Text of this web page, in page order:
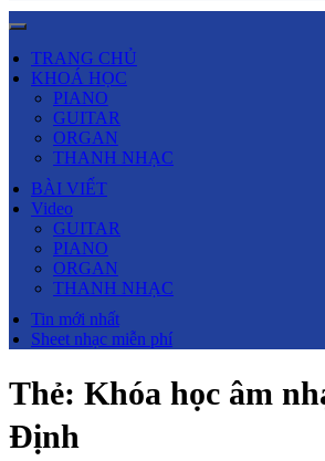
TRANG CHỦ
KHOÁ HỌC
PIANO
GUITAR
ORGAN
THANH NHẠC
BÀI VIẾT
Video
GUITAR
PIANO
ORGAN
THANH NHẠC
Tin mới nhất
Sheet nhạc miễn phí
Thẻ: Khóa học âm
Định